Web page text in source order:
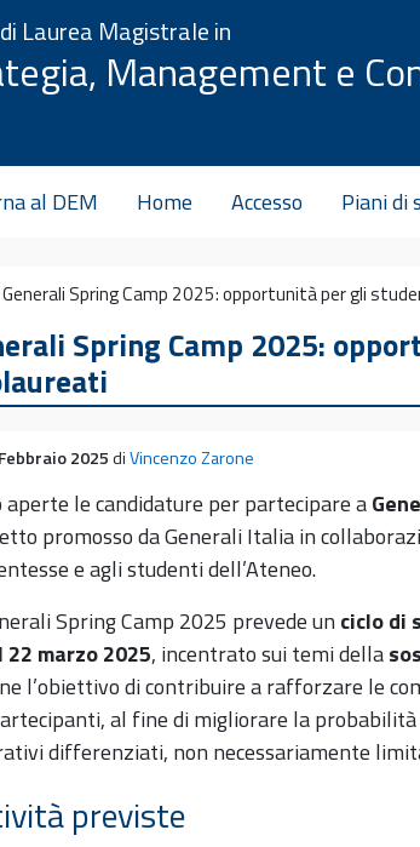
Laurea Magistrale in
Management e
al DEM Home Accesso Piani di
Generali Spring Camp 2025: opportunità per gli
Spring Camp 2025:
il 2025diVincenzo Zarone
aperte le candidature per partecipare a
promosso da Generali Italia in
e agli studenti dell’Ateneo.
Spring Camp 2025 prevede un ciclo di
22 marzo 2025, incentrato sui temi della
l’obiettivo di contribuire a rafforzare le
al fine di migliorare la
differenziati, non necessariamente
previste